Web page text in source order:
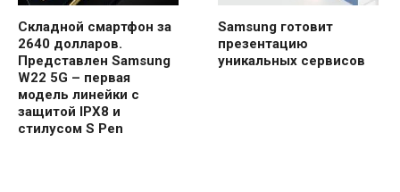
Складной смартфон за
2640 долларов.
Представлен Samsung
W22 5G – первая
модель линейки с
защитой IPX8 и
стилусом S Pen
Samsung готовит
презентацию
уникальных сервисов